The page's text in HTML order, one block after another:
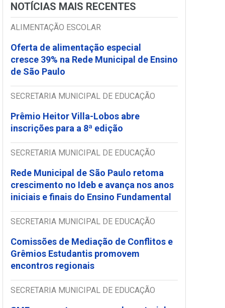
NOTÍCIAS MAIS RECENTES
ALIMENTAÇÃO ESCOLAR
Oferta de alimentação especial
cresce 39% na Rede Municipal de Ensino
de São Paulo
SECRETARIA MUNICIPAL DE EDUCAÇÃO
Prêmio Heitor Villa-Lobos abre
inscrições para a 8ª edição
SECRETARIA MUNICIPAL DE EDUCAÇÃO
Rede Municipal de São Paulo retoma
crescimento no Ideb e avança nos anos
iniciais e finais do Ensino Fundamental
SECRETARIA MUNICIPAL DE EDUCAÇÃO
Comissões de Mediação de Conflitos e
Grêmios Estudantis promovem
encontros regionais
SECRETARIA MUNICIPAL DE EDUCAÇÃO